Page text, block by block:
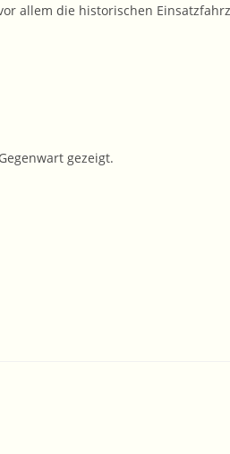
allem die historischen
gezeigt.